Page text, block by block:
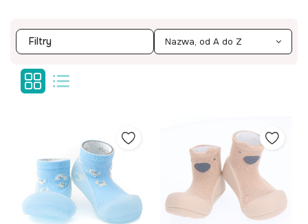
Filtry Nazwa, od A do Z